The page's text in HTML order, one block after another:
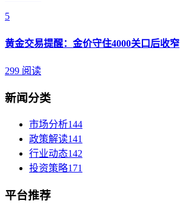
5
黄金交易提醒：金价守住4000关口后收窄
299 阅读
新闻分类
市场分析144
政策解读141
行业动态142
投资策略171
平台推荐